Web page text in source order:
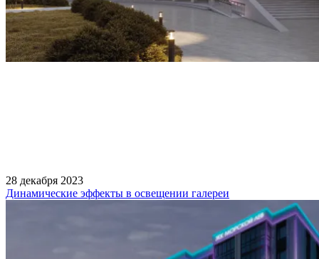
28 декабря 2023
Динамические эффекты в освещении галереи